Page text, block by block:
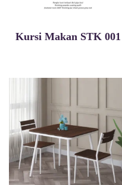
Kursi Makan STK 001